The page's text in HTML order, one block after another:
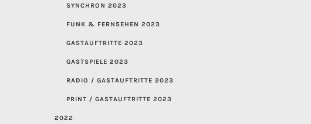
SYNCHRON 2023
FUNK & FERNSEHEN 2023
GASTAUFTRITTE 2023
GASTSPIELE 2023
RADIO / GASTAUFTRITTE 2023
PRINT / GASTAUFTRITTE 2023
2022